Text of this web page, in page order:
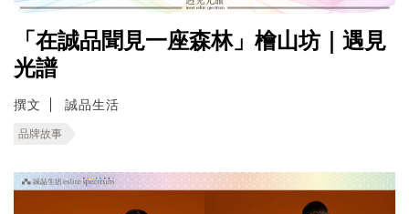
「在誠品聞見一座森林」檜山坊｜遇見
光譜
撰文 誠品生活
品牌故事